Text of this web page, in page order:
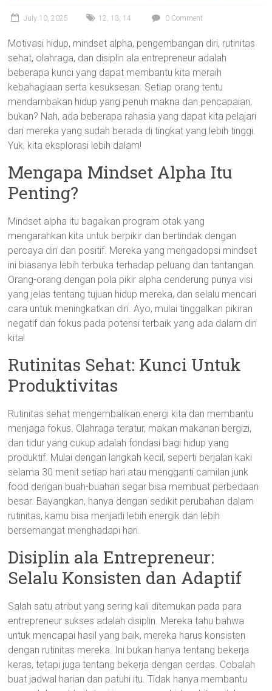
July 10, 2025 12 , 13, 14 0 Comment
Motivasi hidup, mindset alpha, pengembangan diri, rutinitas
sehat, olahraga, dan disiplin ala entrepreneur adalah
beberapa kunci yang dapat membantu kita meraih
kebahagiaan serta kesuksesan. Setiap orang tentu
mendambakan hidup yang penuh makna dan pencapaian,
bukan? Nah, ada beberapa rahasia yang dapat kita pelajari
dari mereka yang sudah berada di tingkat yang lebih tinggi.
Yuk, kita eksplorasi lebih dalam!
Mengapa Mindset Alpha Itu
Penting?
Mindset alpha itu bagaikan program otak yang
mengarahkan kita untuk berpikir dan bertindak dengan
percaya diri dan positif. Mereka yang mengadopsi mindset
ini biasanya lebih terbuka terhadap peluang dan tantangan.
Orang-orang dengan pola pikir alpha cenderung punya visi
yang jelas tentang tujuan hidup mereka, dan selalu mencari
cara untuk meningkatkan diri. Ayo, mulai tinggalkan pikiran
negatif dan fokus pada potensi terbaik yang ada dalam diri
kita!
Rutinitas Sehat: Kunci Untuk
Produktivitas
Rutinitas sehat mengembalikan energi kita dan membantu
menjaga fokus. Olahraga teratur, makan makanan bergizi,
dan tidur yang cukup adalah fondasi bagi hidup yang
produktif. Mulai dengan langkah kecil, seperti berjalan kaki
selama 30 menit setiap hari atau mengganti camilan junk
food dengan buah-buahan segar bisa membuat perbedaan
besar. Bayangkan, hanya dengan sedikit perubahan dalam
rutinitas, kamu bisa menjadi lebih energik dan lebih
bersemangat menghadapi hari.
Disiplin ala Entrepreneur:
Selalu Konsisten dan Adaptif
Salah satu atribut yang sering kali ditemukan pada para
entrepreneur sukses adalah disiplin. Mereka tahu bahwa
untuk mencapai hasil yang baik, mereka harus konsisten
dengan rutinitas mereka. Ini bukan hanya tentang bekerja
keras, tetapi juga tentang bekerja dengan cerdas. Cobalah
buat jadwal harian dan patuhi itu. Tidak hanya membantu